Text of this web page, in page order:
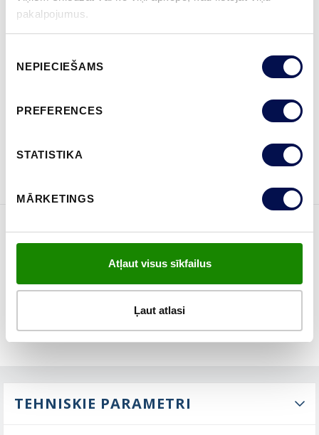
pakalpojumus.
izvēle
NEPIECIEŠAMS
PREFERENCES
STATISTIKA
MĀRKETINGS
Atļaut visus sīkfailus
Ļaut atlasi
IZMĒRS
PASŪTĪT BROŠŪRU Sazinies ar mums
ĪPAŠĪBAS
TEHNISKIE PARAMETRI